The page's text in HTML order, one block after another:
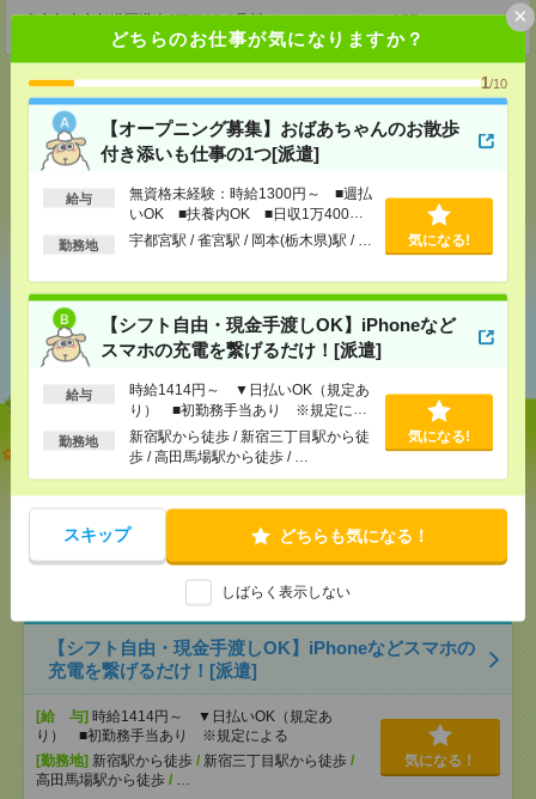
どちらのお仕事が気になりますか？
1/10
【オープニング募集】おばあちゃんのお散歩
付き添いも仕事の1つ[派遣]
給与
無資格未経験：時給1300円～ ■週払
いOK ■扶養内OK ■日収1万400円
以上
勤務地 宇都宮駅 / 雀宮駅 / 岡本(栃木県)駅 / … 気になる!
【シフト自由・現金手渡しOK】iPhoneなど
スマホの充電を繋げるだけ！[派遣]
給与
時給1414円～ ▼日払いOK（規定あ
り） ■初勤務手当あり ※規定によ
る
勤務地
新宿駅から徒歩 / 新宿三丁目駅から徒
歩 / 高田馬場駅から徒歩 / …
気になる!
スキップ どちらも気になる！
しばらく表示しない
×
東京都東京都港区港南2丁目16-1品川イーストワンタワー17F
応募ページへ
気になる！
あなたの閲覧履歴からの
おすすめ
【オープニング募集】おばあちゃんのお散歩付き添
無資格未経験：時給1300円～ ■週払い
OK ■扶養内OK ■日収1万400円以上
[交通費]交通費全額支給（ガソリン代もOK！）
雀宮駅 / 岡本(栃木県)駅/ …
気になる！
【シフト自由・現金手渡しOK】iPhoneなどスマホの
充電を繋げるだけ！[派遣]
[給 与] 時給1414円～ ▼日払いOK（規定あ
り） ■初勤務手当あり ※規定による
[勤務地] 新宿駅から徒歩 / 新宿三丁目駅から徒歩 /
高田馬場駅から徒歩 / …
気になる！